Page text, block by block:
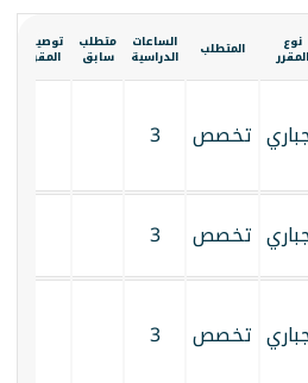
نوع
المقرر المتطلب الساعات
الدراسية
متطلب
سابق
توصيف
المقرر
تخصص 3
تخصص 3
تخصص 3